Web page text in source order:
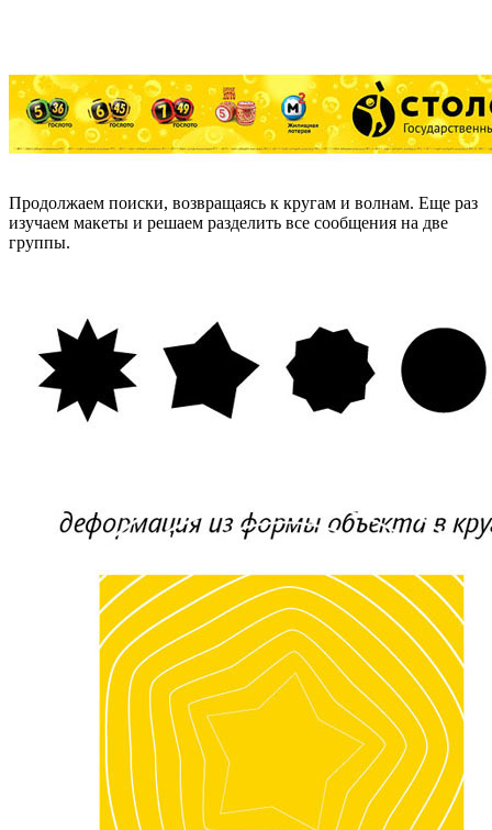
Продолжаем поиски, возвращаясь к кругам и волнам. Еще раз
изучаем макеты и решаем разделить все сообщения на две
группы.